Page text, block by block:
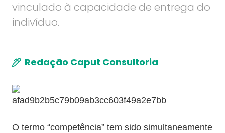
vinculado à capacidade de entrega do
indivíduo.
Redação Caput Consultoria
O termo “competência” tem sido simultaneamente